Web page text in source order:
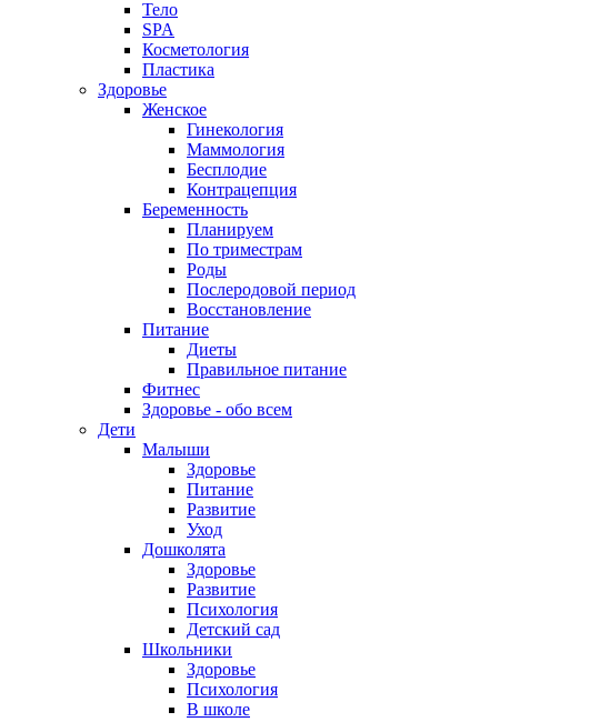
Тело
SPA
Косметология
Пластика
Здоровье
Женское
Гинекология
Маммология
Бесплодие
Контрацепция
Беременность
Планируем
По триместрам
Роды
Послеродовой период
Восстановление
Питание
Диеты
Правильное питание
Фитнес
Здоровье - обо всем
Дети
Малыши
Здоровье
Питание
Развитие
Уход
Дошколята
Здоровье
Развитие
Психология
Детский сад
Школьники
Здоровье
Психология
В школе